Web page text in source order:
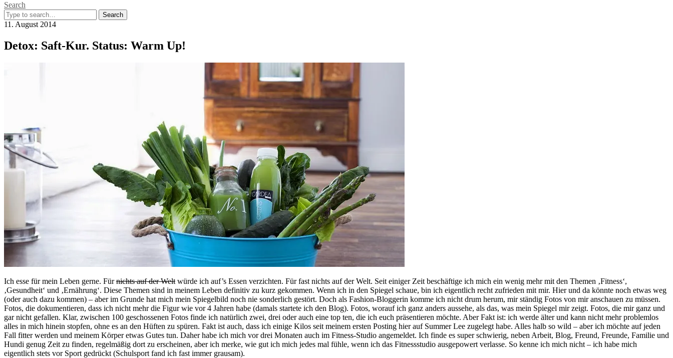
Search
Search
for:
11. August 2014
Detox: Saft-Kur. Status: Warm Up!
Ich esse für mein Leben gerne. Fürnichts auf der Welt würde ich auf’s Essen verzichten. Für fast nichts auf der Welt. Seit einiger Zeit beschäftige ich mich ein wenig mehr mit den Themen ‚Fitness‘,
‚Gesundheit‘ und ‚Ernährung‘. Diese Themen sind in meinem Leben definitiv zu kurz gekommen. Wenn ich in den Spiegel schaue, bin ich eigentlich recht zufrieden mit mir. Hier und da könnte noch etwas weg
(oder auch dazu kommen) – aber im Grunde hat mich mein Spiegelbild noch nie sonderlich gestört. Doch als Fashion-Bloggerin komme ich nicht drum herum, mir ständig Fotos von mir anschauen zu müssen.
Fotos, die dokumentieren, dass ich nicht mehr die Figur wie vor 4 Jahren habe (damals startete ich den Blog). Fotos, worauf ich ganz anders aussehe, als das, was mein Spiegel mir zeigt. Fotos, die mir ganz und
gar nicht gefallen. Klar, zwischen 100 geschossenen Fotos finde ich natürlich zwei, drei oder auch eine top ten, die ich euch präsentieren möchte. Aber Fakt ist: ich werde älter und kann nicht mehr problemlos
alles in mich hinein stopfen, ohne es an den Hüften zu spüren. Fakt ist auch, dass ich einige Kilos seit meinem ersten Posting hier auf Summer Lee zugelegt habe. Alles halb so wild – aber ich möchte auf jeden
Fall fitter werden und meinem Körper etwas Gutes tun. Daher habe ich mich vor drei Monaten auch im Fitness-Studio angemeldet. Ich finde es super schwierig, neben Arbeit, Blog, Freund, Freunde, Familie und
Hundi genug Zeit zu finden, regelmäßig dort zu erscheinen, aber ich merke, wie gut ich mich jedes mal fühle, wenn ich das Fitnessstudio ausgepowert verlasse. So kenne ich mich nicht – ich habe mich
eigentlich stets vor Sport gedrückt (Schulsport fand ich fast immer grausam).